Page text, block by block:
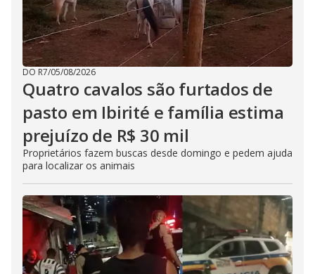
DO R7/05/08/2026
Quatro cavalos são furtados de
pasto em Ibirité e família estima
prejuízo de R$ 30 mil
Proprietários fazem buscas desde domingo e pedem ajuda
para localizar os animais